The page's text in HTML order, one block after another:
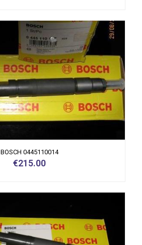
BOSCH 0445110014
€215.00